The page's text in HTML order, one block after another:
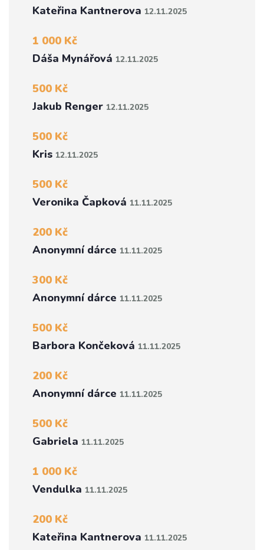
Kateřina Kantnerova 12.11.2025
1 000 Kč
Dáša Mynářová 12.11.2025
500 Kč
Jakub Renger 12.11.2025
500 Kč
Kris 12.11.2025
500 Kč
Veronika Čapková 11.11.2025
200 Kč
Anonymní dárce 11.11.2025
300 Kč
Anonymní dárce 11.11.2025
500 Kč
Barbora Končeková 11.11.2025
200 Kč
Anonymní dárce 11.11.2025
500 Kč
Gabriela 11.11.2025
1 000 Kč
Vendulka 11.11.2025
200 Kč
Kateřina Kantnerova 11.11.2025